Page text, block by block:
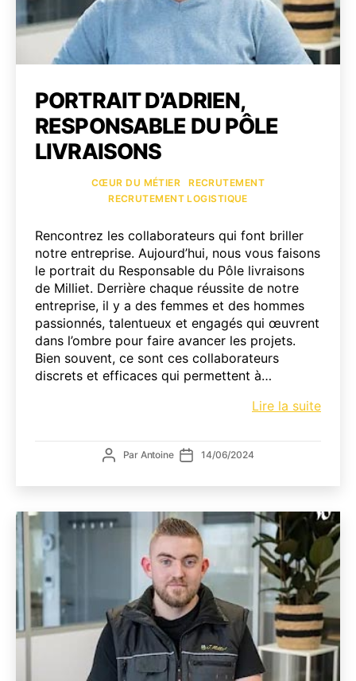
PORTRAIT D’ADRIEN,
RESPONSABLE DU PÔLE
LIVRAISONS
CatégoriesCŒUR DU MÉTIER
RECRUTEMENT
RECRUTEMENT LOGISTIQUE
Rencontrez les collaborateurs qui font briller
notre entreprise. Aujourd’hui, nous vous faisons
le portrait du Responsable du Pôle livraisons
de Milliet. Derrière chaque réussite de notre
entreprise, il y a des femmes et des hommes
passionnés, talentueux et engagés qui œuvrent
dans l’ombre pour faire avancer les projets.
Bien souvent, ce sont ces collaborateurs
discrets et efficaces qui permettent à…
Lire la suite
AuteurPar Antoine Date
14/06/2024